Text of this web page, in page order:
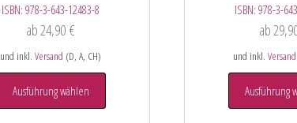
ISBN:978-3-643-12483-8
ab 24,90€
und inkl.Versand (D, A, CH)
Ausführung wählen
ISBN: 978-3-
ab
und inkl. Versand
Ausführung